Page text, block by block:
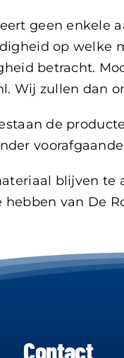
geen
op welke
betracht.
Wij zullen dan
de
blijven te
van De
Contact